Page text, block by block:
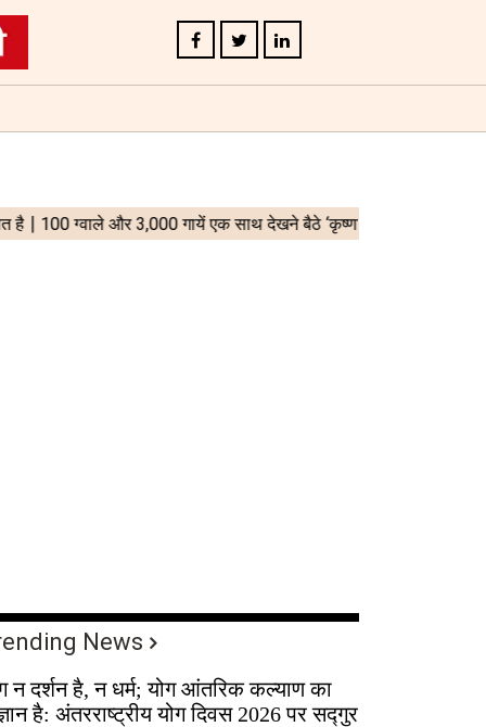
News
न दर्शन है, न धर्म; योग आंतरिक कल्याण का
है: अंतरराष्ट्रीय योग दिवस 2026 पर सद्गुर